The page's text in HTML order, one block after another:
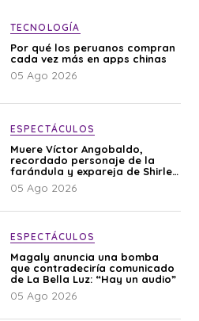
TECNOLOGÍA
Por qué los peruanos compran
cada vez más en apps chinas
05 Ago 2026
ESPECTÁCULOS
Muere Víctor Angobaldo,
recordado personaje de la
farándula y expareja de Shirley
Cherres
05 Ago 2026
ESPECTÁCULOS
Magaly anuncia una bomba
que contradeciría comunicado
de La Bella Luz: “Hay un audio”
05 Ago 2026